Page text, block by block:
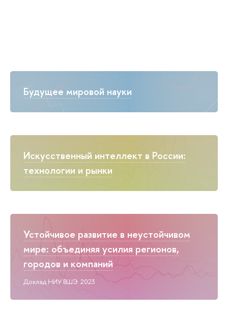
Будущее мировой науки
Искусственный интеллект в России:
технологии и рынки
Устойчивое развитие в неустойчивом
мире: объединяя усилия регионов,
городов и компаний
Доклад НИУ ВШЭ. 2023